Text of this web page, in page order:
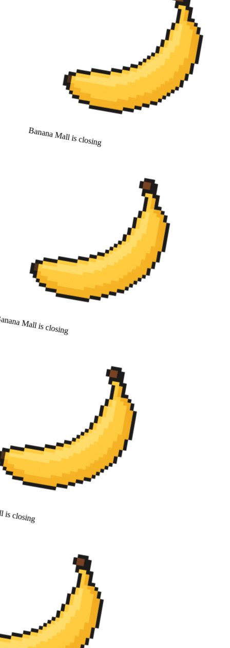
Banana Mall is closing
Mall is closing
closing